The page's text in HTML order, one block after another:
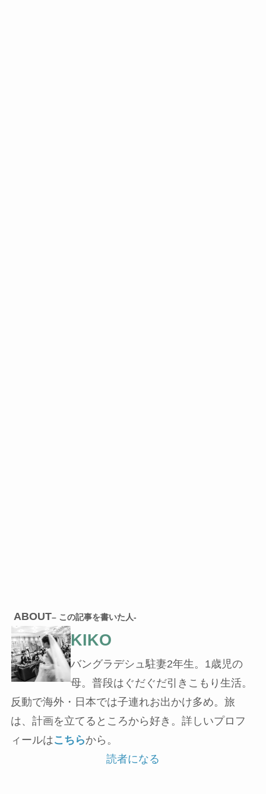
ABOUT– この記事を書いた人-
KIKO
バングラデシュ駐妻2年生。1歳児の
母。普段はぐだぐだ引きこもり生活。
反動で海外・日本では子連れお出かけ多め。旅
は、計画を立てるところから好き。詳しいプロフ
ィールはこちらから。
読者になる